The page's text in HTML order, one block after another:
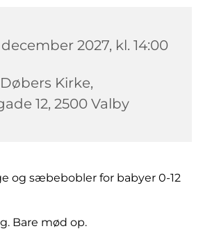
2027, kl. 14:00
Kirke,
12, 2500 Valby
og sæbebobler for babyer 0-12
Bare mød op.